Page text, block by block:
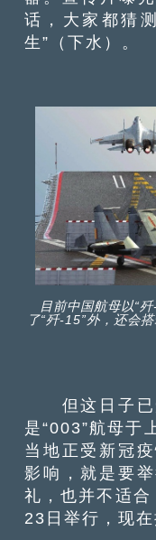
话，大家都猜
生”（下水）。
目前中国航母以“
了“歼-15”外，还会
但这日子已
是“003”航母于
当地正受新冠
影响，就是要
礼，也并不适合
23日举行，现在